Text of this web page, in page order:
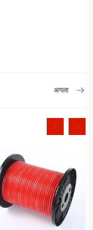
अगला